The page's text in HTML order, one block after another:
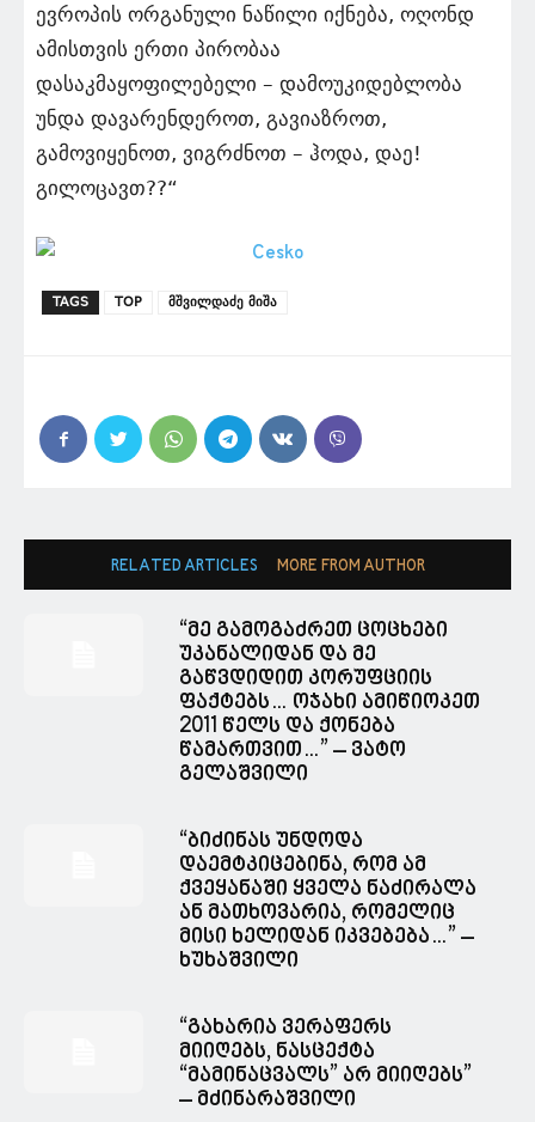
ევროპის ორგანული ნაწილი იქნება, ოღონდ
ამისთვის ერთი პირობაა
დასაკმაყოფილებელი – დამოუკიდებლობა
უნდა დავარენდეროთ, გავიაზროთ,
გამოვიყენოთ, ვიგრძნოთ – ჰოდა, დაე!
გილოცავთ??“
TAGS TOP მშვილდაძე მიშა
RELATED ARTICLES MORE FROM AUTHOR
“მე გამოგაძრეთ ცოცხები
უკანალიდან და მე
გაწვდიდით კორუფციის
ფაქტებს… ოჯახი ამიწიოკეთ
2011 წელს და ქონება
წამართვით…” – ვატო
გელაშვილი
“ბიძინას უნდოდა
დაემტკიცებინა, რომ ამ
ქვეყანაში ყველა ნაძირალა
ან მათხოვარია, რომელიც
მისი ხელიდან იკვებება…” –
ხუხაშვილი
“გახარია ვერაფერს
მიიღებს, ნასცექტა
“მამინაცვალს” არ მიიღებს”
– მძინარაშვილი